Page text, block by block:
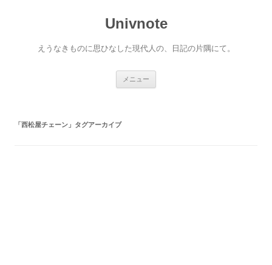
Univnote
えうなきものに思ひなした現代人の、日記の片隅にて。
メニュー
「西松屋チェーン 」タグアーカイブ